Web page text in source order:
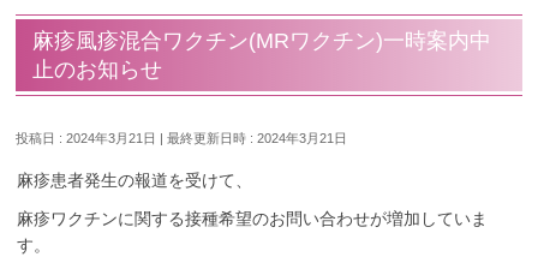
麻疹風疹混合ワクチン(MRワクチン)一時案内中
止のお知らせ
投稿日 : 2024年3月21日 最終更新日時 : 2024年3月21日
麻疹患者発生の報道を受けて、
麻疹ワクチンに関する接種希望のお問い合わせが増加していま
す。